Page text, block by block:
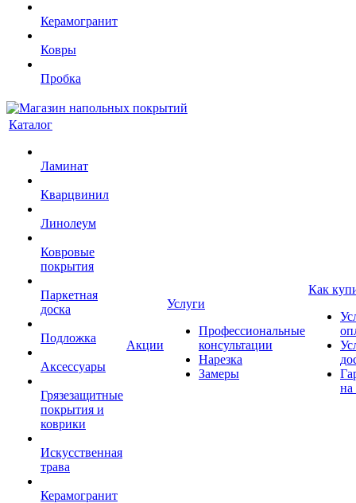
Керамогранит
Ковры
Пробка
Каталог
Ламинат
Кварцвинил
Линолеум
Ковровые
покрытия
Паркетная
доска
Подложка
Аксессуары
Грязезащитные
покрытия и
коврики
Искусственная
трава
Керамогранит
Акции
Услуги
Профессиональные
консультации
Нарезка
Замеры
Как
на